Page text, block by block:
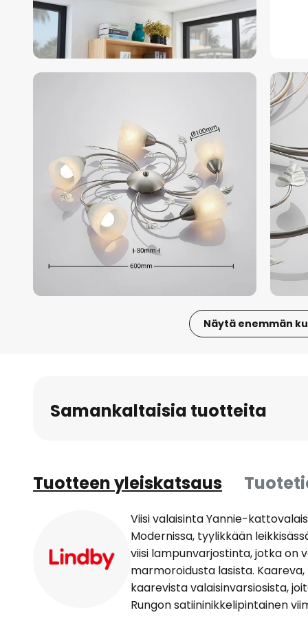
Näytä enemmän
Samankaltaisia tuotteita
Tuotteen yleiskatsaus
Viisi valaisinta Yannie-
Modernissa, tyylikkään
viisi lampunvarjostinta, jotka on
marmoroidusta lasista.
kaarevista valaisinvarsiosista,
Rungon satiininikkelipintainen